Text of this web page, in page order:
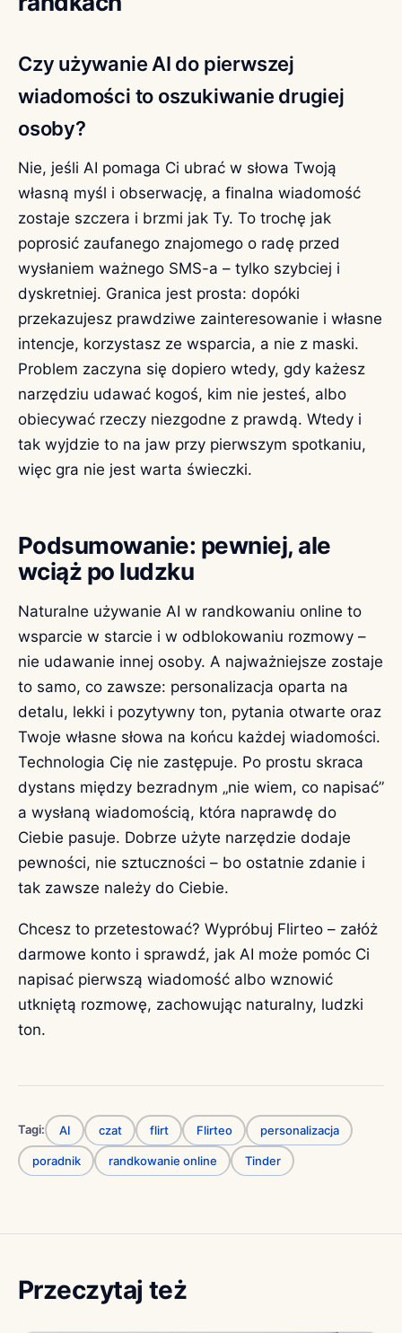
Czy używanie AI do pierwszej
wiadomości to oszukiwanie drugiej
osoby?
Nie, jeśli AI pomaga Ci ubrać w słowa Twoją
własną myśl i obserwację, a finalna wiadomość
zostaje szczera i brzmi jak Ty. To trochę jak
poprosić zaufanego znajomego o radę przed
wysłaniem ważnego SMS-a – tylko szybciej i
dyskretniej. Granica jest prosta: dopóki
przekazujesz prawdziwe zainteresowanie i własne
intencje, korzystasz ze wsparcia, a nie z maski.
Problem zaczyna się dopiero wtedy, gdy każesz
narzędziu udawać kogoś, kim nie jesteś, albo
obiecywać rzeczy niezgodne z prawdą. Wtedy i
tak wyjdzie to na jaw przy pierwszym spotkaniu,
więc gra nie jest warta świeczki.
Podsumowanie: pewniej, ale
wciąż po ludzku
Naturalne używanie AI w randkowaniu online to
wsparcie w starcie i w odblokowaniu rozmowy –
nie udawanie innej osoby. A najważniejsze zostaje
to samo, co zawsze: personalizacja oparta na
detalu, lekki i pozytywny ton, pytania otwarte oraz
Twoje własne słowa na końcu każdej wiadomości.
Technologia Cię nie zastępuje. Po prostu skraca
dystans między bezradnym „nie wiem, co napisać”
a wysłaną wiadomością, która naprawdę do
Ciebie pasuje. Dobrze użyte narzędzie dodaje
pewności, nie sztuczności – bo ostatnie zdanie i
tak zawsze należy do Ciebie.
Chcesz to przetestować? Wypróbuj Flirteo – załóż
darmowe konto i sprawdź, jak AI może pomóc Ci
napisać pierwszą wiadomość albo wznowić
utkniętą rozmowę, zachowując naturalny, ludzki
ton.
Tagi: AI czat flirt Flirteo personalizacja
poradnik randkowanie online Tinder
Przeczytaj też